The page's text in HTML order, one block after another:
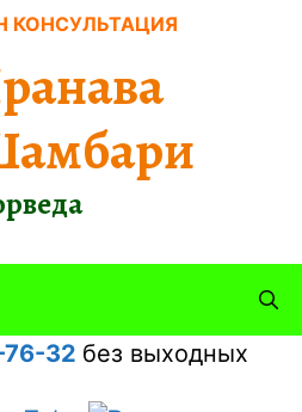
КОНСУЛЬТАЦИЯ
32 без выходных